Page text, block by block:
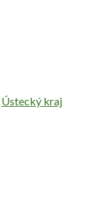
Ústecký kraj